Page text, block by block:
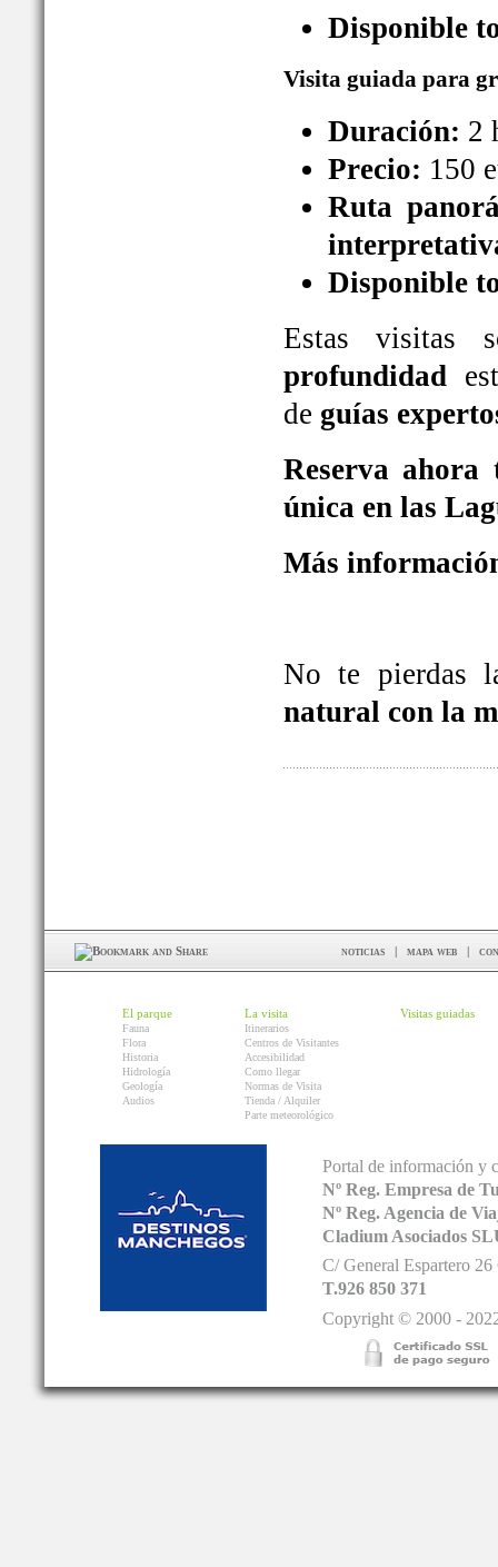
Disponible
Visita guiada para
Duración: 2
Precio: 150
Ruta
Disponible
Estas
profundidad
de guías
Reserva
única en las
Más
No te pierdas
natural con la
noticias mapa web
El parque
Fauna
Flora
Historia
Hidrología
Geología
Audios
La visita
Itinerarios
Centros de Visitantes
Accesibilidad
Como llegar
Normas de Visita
Tienda / Alquiler
Parte meteorológico
Visitas guiadas
Portal de información y
Nº Reg. Empresa de
Nº Reg. Agencia de
Cladium Asociados
C/ General Espartero
T.926 850 371
Copyright © 2000 -